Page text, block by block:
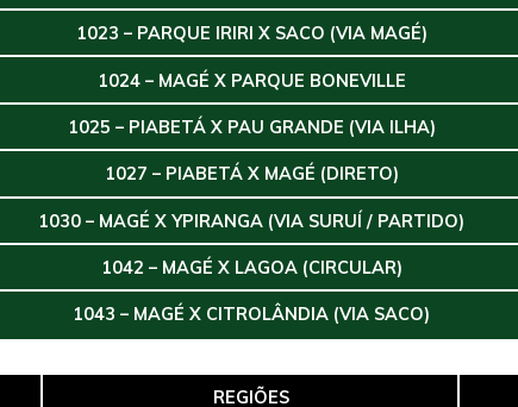
1023 – PARQUE IRIRI X SACO (VIA MAGÉ)
1024 – MAGÉ X PARQUE BONEVILLE
1025 – PIABETÁ X PAU GRANDE (VIA ILHA)
1027 – PIABETÁ X MAGÉ (DIRETO)
1030 – MAGÉ X YPIRANGA (VIA SURUÍ / PARTIDO)
1042 – MAGÉ X LAGOA (CIRCULAR)
1043 – MAGÉ X CITROLÂNDIA (VIA SACO)
REGIÕES